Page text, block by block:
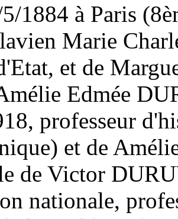
1884 à Paris
Marie
et de
Edmée
professeur
et de
de Victor
nationale,